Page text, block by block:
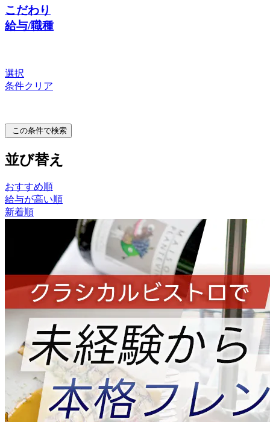
こだわり
給与/職種
選択
条件クリア
この条件で検索
並び替え
おすすめ順
給与が高い順
新着順